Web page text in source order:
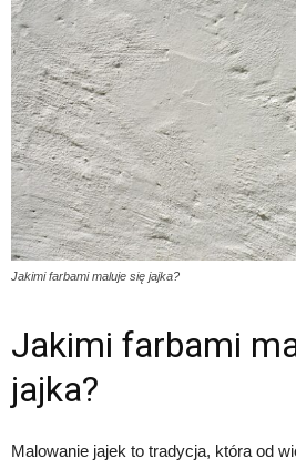
Jakimi farbami maluje się jajka?
Jakimi farbami
jajka?
Malowanie jajek to tradycja, która od